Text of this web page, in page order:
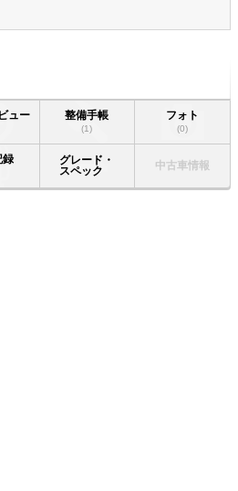
ュー 整備手帳
(1)
フォト
(0)
録
グレード・
スペック
中古車情報